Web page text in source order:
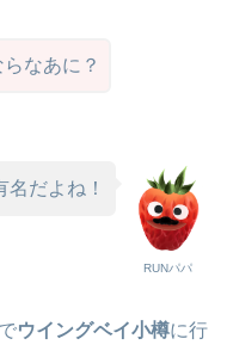
なあに？
RUNパパ
だよね！
ウイングベイ小樽に行